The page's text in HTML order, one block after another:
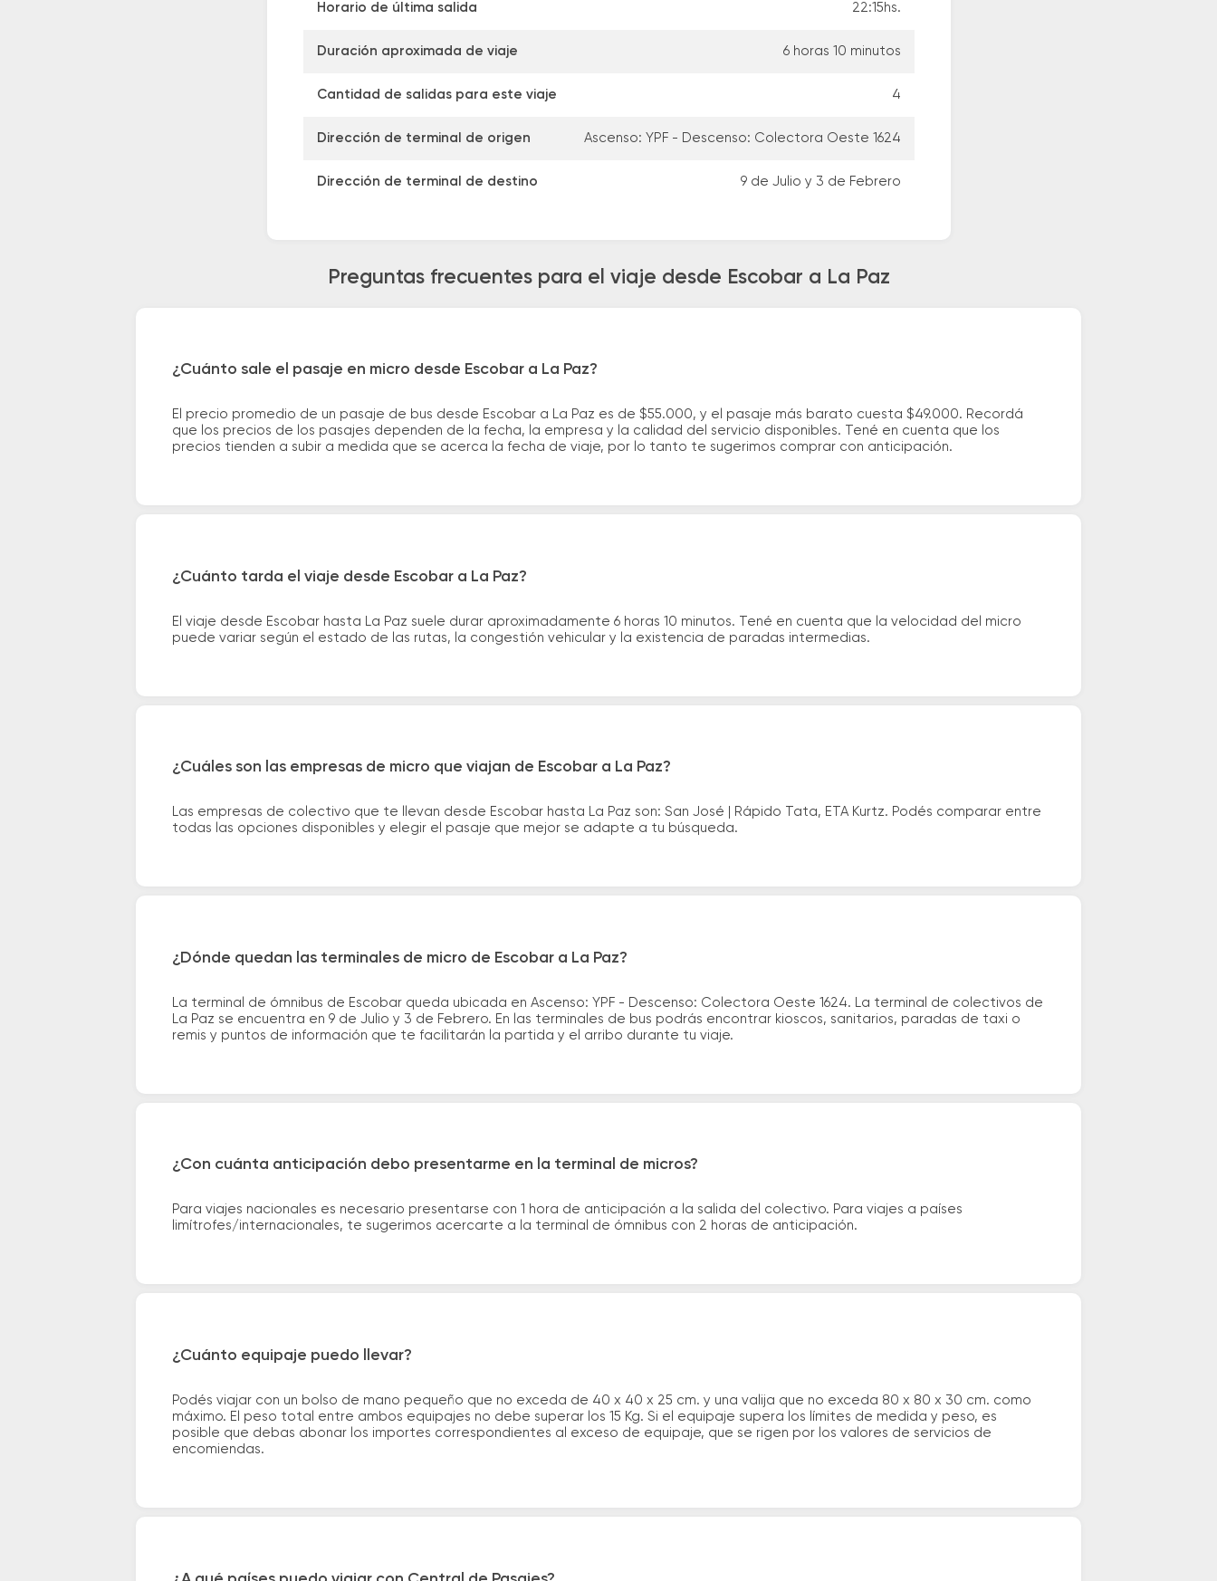
Horario de última salida 22:15hs.
Duración aproximada de viaje 6 horas 10 minutos
Cantidad de salidas para este viaje 4
Dirección de terminal de origen Ascenso: YPF - Descenso: Colectora Oeste 1624
Dirección de terminal de destino 9 de Julio y 3 de Febrero
Preguntas frecuentes para el viaje desde Escobar a La Paz
¿Cuánto sale el pasaje en micro desde Escobar a La Paz?
El precio promedio de un pasaje de bus desde Escobar a La Paz es de $55.000, y el pasaje más barato cuesta $49.000. Recordá
que los precios de los pasajes dependen de la fecha, la empresa y la calidad del servicio disponibles. Tené en cuenta que los
precios tienden a subir a medida que se acerca la fecha de viaje, por lo tanto te sugerimos comprar con anticipación.
¿Cuánto tarda el viaje desde Escobar a La Paz?
El viaje desde Escobar hasta La Paz suele durar aproximadamente 6 horas 10 minutos. Tené en cuenta que la velocidad del micro
puede variar según el estado de las rutas, la congestión vehicular y la existencia de paradas intermedias.
¿Cuáles son las empresas de micro que viajan de Escobar a La Paz?
Las empresas de colectivo que te llevan desde Escobar hasta La Paz son: San José | Rápido Tata, ETA Kurtz. Podés comparar entre
todas las opciones disponibles y elegir el pasaje que mejor se adapte a tu búsqueda.
¿Dónde quedan las terminales de micro de Escobar a La Paz?
La terminal de ómnibus de Escobar queda ubicada en Ascenso: YPF - Descenso: Colectora Oeste 1624. La terminal de colectivos de
La Paz se encuentra en 9 de Julio y 3 de Febrero. En las terminales de bus podrás encontrar kioscos, sanitarios, paradas de taxi o
remis y puntos de información que te facilitarán la partida y el arribo durante tu viaje.
¿Con cuánta anticipación debo presentarme en la terminal de micros?
Para viajes nacionales es necesario presentarse con 1 hora de anticipación a la salida del colectivo. Para viajes a países
limítrofes/internacionales, te sugerimos acercarte a la terminal de ómnibus con 2 horas de anticipación.
¿Cuánto equipaje puedo llevar?
Podés viajar con un bolso de mano pequeño que no exceda de 40 x 40 x 25 cm. y una valija que no exceda 80 x 80 x 30 cm. como
máximo. El peso total entre ambos equipajes no debe superar los 15 Kg. Si el equipaje supera los límites de medida y peso, es
posible que debas abonar los importes correspondientes al exceso de equipaje, que se rigen por los valores de servicios de
encomiendas.